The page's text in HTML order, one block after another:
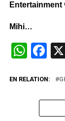
Entertainment
Mihi…
EN RELATION: